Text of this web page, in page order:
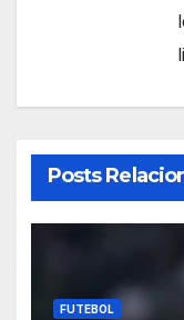
Posts
FUTEBOL